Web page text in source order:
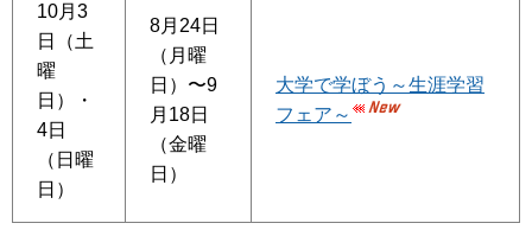
10月3
日（土
曜
日）・
4日
（日曜
日）
8月24日
（月曜
日）〜9
月18日
（金曜
日）
大学で学ぼう～生涯学習
フェア～